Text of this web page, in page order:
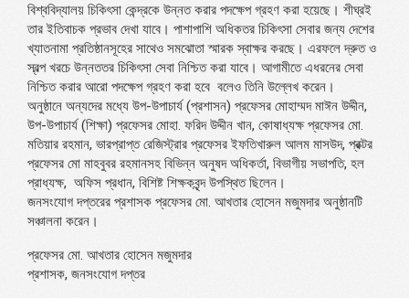
বিশ্ববিদ্যালয় চিকিৎসা কেন্দ্রকে উন্নত করার পদক্ষেপ গ্রহণ করা হয়েছে। শীঘ্রই
তার ইতিবাচক প্রভাব দেখা যাবে। পাশাপাশি অধিকতর চিকিৎসা সেবার জন্য দেশের
খ্যাতনামা প্রতিষ্ঠানসূহের সাথেও সমঝোতা স্মারক স্বাক্ষর করছে। এরফলে দ্রুত ও
স্বল্প খরচে উন্নততর চিকিৎসা সেবা নিশ্চিত করা যাবে। আগামীতে এধরনের সেবা
নিশ্চিত করার আরো পদক্ষেপ গ্রহণ করা হবে বলেও তিনি উল্লেখ করেন।
অনুষ্ঠানে অন্যদের মধ্যে উপ-উপাচার্য (প্রশাসন) প্রফেসর মোহাম্মদ মাঈন উদ্দীন,
উপ-উপাচার্য (শিক্ষা) প্রফেসর মোহা. ফরিদ উদ্দীন খান, কোষাধ্যক্ষ প্রফেসর মো.
মতিয়ার রহমান, ভারপ্রাপ্ত রেজিস্ট্রার প্রফেসর ইফতিখারুল আলম মাসউদ, প্রক্টর
প্রফেসর মো মাহবুবর রহমানসহ বিভিন্ন অনুষদ অধিকর্তা, বিভাগীয় সভাপতি, হল
প্রাধ্যক্ষ, অফিস প্রধান, বিশিষ্ট শিক্ষকবৃন্দ উপস্থিত ছিলেন।
জনসংযোগ দপ্তরের প্রশাসক প্রফেসর মো. আখতার হোসেন মজুমদার অনুষ্ঠানটি
সঞ্চালনা করেন।
প্রফেসর মো. আখতার হোসেন মজুমদার
প্রশাসক, জনসংযোগ দপ্তর